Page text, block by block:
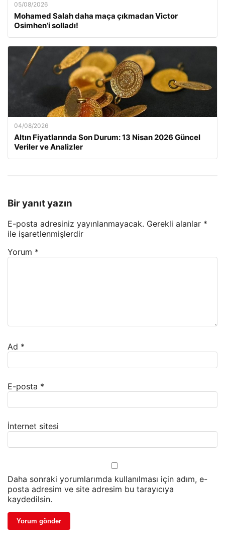
05/08/2026
Mohamed Salah daha maça çıkmadan Victor
Osimhen’i solladı!
04/08/2026
Altın Fiyatlarında Son Durum: 13 Nisan 2026 Güncel
Veriler ve Analizler
Bir yanıt yazın
E-posta adresiniz yayınlanmayacak. Gerekli alanlar *
ile işaretlenmişlerdir
Yorum *
Ad *
E-posta *
İnternet sitesi
Daha sonraki yorumlarımda kullanılması için adım, e-
posta adresim ve site adresim bu tarayıcıya
kaydedilsin.